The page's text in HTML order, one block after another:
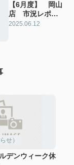
【6月度】 岡山
店 市況レポー
ト
2025.06.12
せ）
デンウィーク休